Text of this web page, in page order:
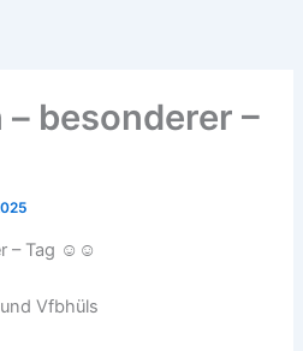
besonderer –
– Tag ☺️☺️
Vfbhüls